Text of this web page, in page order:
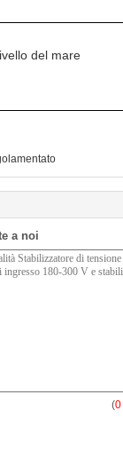
del mare
a noi
(0